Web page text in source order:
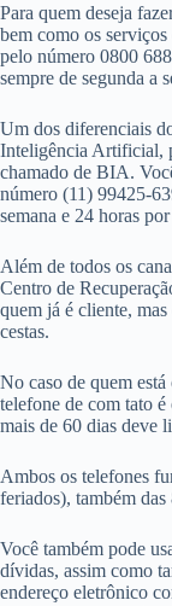
Para quem deseja
bem como os
pelo número 0800
sempre de segunda a
Um dos diferenciais
Inteligência Artificial,
chamado de BIA.
número (11) 99425-
semana e 24 horas
Além de todos os
Centro de
quem já é cliente,
cestas.
No caso de quem
telefone de com tato
mais de 60 dias deve
Ambos os telefones
feriados), também das
Você também pode
dívidas, assim como
endereço eletrônico